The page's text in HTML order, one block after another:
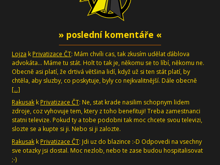
» poslední komentáře «
Lojza k Privatizace ČT: Mám chvíli cas, tak zkusím udělat ďáblova
advokáta... Máme tu stát. Holt to tak je, někomu se to líbí, někomu ne.
Obecně asi platí, že drtivá většina lidí, když už si ten stát platí, by
chtěla, aby sluzby, co poskytuje, byly co nejkvalitnější. Dále obecně
[…]
Rakusak k Privatizace ČT: Ne, stat krade nasilim schopnym lidem
zdroje, coz vyhovuje tem, ktery z toho benefituji! Treba zamestnanci
statni televize. Pokud ty a tobe podobni tak moc chcete svou televizi,
slozte se a kupte si ji. Nebo si ji zalozte.
Rakusak k Privatizace ČT: Jdi uz do blazince :-D Odpovedi na vsechny
sve otazky jsi dostal. Moc nezlob, nebo te zase budou hospitalisovat
;-)